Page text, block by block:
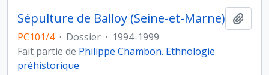
Sépulture de Balloy (Seine-et-Marne)
PC101/4 · Dossier · 1994-1999
Fait partie de Philippe Chambon. Ethnologie
préhistorique